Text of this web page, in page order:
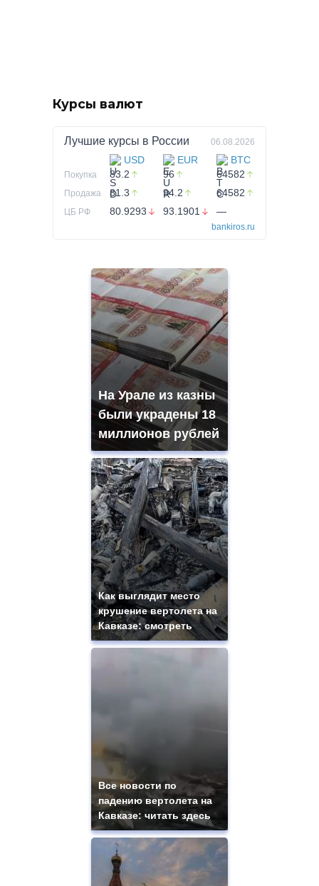
Курсы валют
Лучшие курсы в России 06.08.2026
USD EUR BTC
Покупка 83.2 96 64582
Продажа 81.3 94.2 64582
ЦБ РФ 80.9293 93.1901 —
bankiros.ru
На Урале из казны
были украдены 18
миллионов рублей
Как выглядит место
крушение вертолета на
Кавказе: смотреть
Все новости по
падению вертолета на
Кавказе: читать здесь